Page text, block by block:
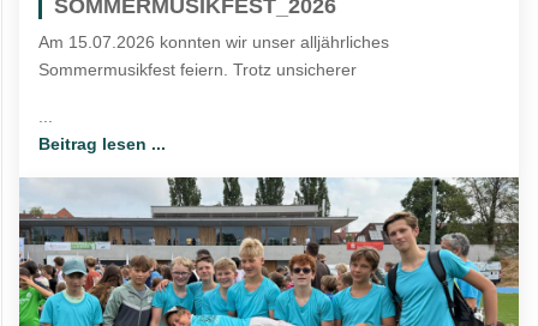
SOMMERMUSIKFEST_2026
Am 15.07.2026 konnten wir unser alljährliches
Sommermusikfest feiern. Trotz unsicherer
...
Beitrag lesen ...